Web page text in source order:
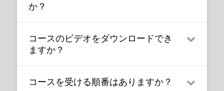
この回答は役に立ちました
か？
ば、あなたの作品にフィードバックが欲しい
13これが役立ったと感じた人々
この回答は役に立ちました
この回答は役に立ちました
てのレベルのアーティストがこれらのコース
から利益を得ることができます。
396これが役立ったと感じた人々
この回答は役に立ちました
か？
か？
私たちのコースの多くのレッスンは、デジタ
ルアートと伝統的なアートの両方に適用でき
ます。一部のチュートリアルでは、
PhotoshopやiPad用のProcreateといったデ
ジタル描画ソフトが必要ですが、大部分のレ
コースのビデオをダウンロードでき
ますか？
サイトからコースの資料（練習シート、課
題、PSDファイルなど）をダウンロードするこ
コースを受ける順番はありますか？